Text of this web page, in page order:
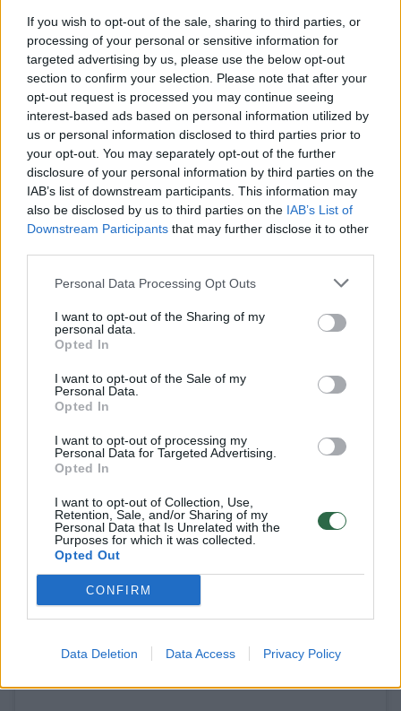
If you wish to opt-out of the sale, sharing to third parties, or
processing of your personal or sensitive information for
targeted advertising by us, please use the below opt-out
section to confirm your selection. Please note that after your
opt-out request is processed you may continue seeing
interest-based ads based on personal information utilized by
us or personal information disclosed to third parties prior to
your opt-out. You may separately opt-out of the further
disclosure of your personal information by third parties on the
IAB’s list of downstream participants. This information may
also be disclosed by us to third parties on the IAB’s List of
Downstream Participants that may further disclose it to other
Personal Data Processing Opt Outs
I want to opt-out of the Sharing of my
personal data.
Opted In
I want to opt-out of the Sale of my
Personal Data.
Opted In
I want to opt-out of processing my
Personal Data for Targeted Advertising.
Opted In
I want to opt-out of Collection, Use,
Retention, Sale, and/or Sharing of my
Personal Data that Is Unrelated with the
Purposes for which it was collected.
Opted Out
CONFIRM
Data Deletion Data Access Privacy Policy
didelę garbę ir galimybę. Per savo karjerą
krepšinyje dirbau su aukščiausio lygio
patyrusiais žaidėjais, taip pat ir su jaunais
supertalentais. Lietuvos rinktinėse visada yra
ir vienų, ir kitų.
– Papasakokite apie savo profesines
patirtis.
galėčiau kalbėti visą dieną, bet tiek laiko
neturime. Paminėsiu, jog 11 metų praleidau
NBA klubuose. Dvejus metus praleidau
Dalase, šešerius Milvokyje, trejus – Orlande.
Teko padirbėti NBA D lygos bei NCAA
„Mavericks“ klubas mane pasamdė įgūdžių
vystymo treneriu, kai po mainų NBA naujokų
biržoje gavo kažkokį jauną vokietį vardu
Dirkas.